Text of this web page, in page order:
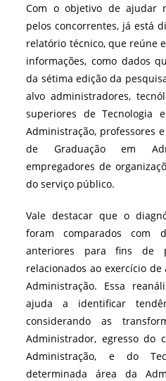
Com o objetivo de ajudar
pelos concorrentes, já está
relatório técnico, que reúne
informações, como dados
da sétima edição da
alvo administradores,
superiores de Tecnologia
Administração, professores
de Graduação em
empregadores de
do serviço público.
Vale destacar que o
foram comparados com
anteriores para fins de
relacionados ao exercício
Administração. Essa
ajuda a identificar
considerando as
Administrador, egresso do
Administração, e do
determinada área da